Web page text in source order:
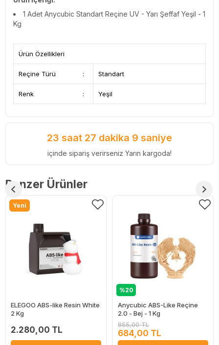
1 Adet Anycubic Standart Reçine UV - Yarı Şeffaf Yeşil - 1
Kg
Ürün Özellikleri
Reçine Türü : Standart
Renk : Yeşil
23 saat 27 dakika 9 saniye
içinde sipariş verirseniz Yarın kargoda!
Benzer Ürünler
Yeni
ELEGOO ABS-like Resin White
2 Kg
2.280,00 TL
%20
Anycubic ABS-Like Reçine
2.0 - Bej - 1 Kg
855,00 TL
684,00 TL